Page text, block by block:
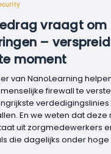
vraagt om
–
moment
van NanoLearning
firewall te
En we weten dat deze
uit zorgmedewerkers
die dagelijks onder hoge